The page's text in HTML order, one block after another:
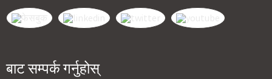
बाट सम्पर्क गर्नुहोस्